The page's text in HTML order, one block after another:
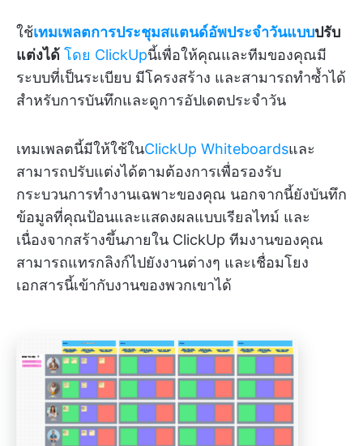
ใช้เทมเพลตการประชุมสแตนด์อัพประจำวันแบบปรับ
แต่งได้ โดย ClickUpนี้เพื่อให้คุณและทีมของคุณมี
ระบบที่เป็นระเบียบ มีโครงสร้าง และสามารถทำซ้ำได้
สำหรับการบันทึกและดูการอัปเดตประจำวัน
เทมเพลตนี้มีให้ใช้ในClickUp Whiteboardsและ
สามารถปรับแต่งได้ตามต้องการเพื่อรองรับ
กระบวนการทำงานเฉพาะของคุณ นอกจากนี้ยังบันทึก
ข้อมูลที่คุณป้อนและแสดงผลแบบเรียลไทม์ และ
เนื่องจากสร้างขึ้นภายใน ClickUp ทีมงานของคุณ
สามารถแทรกลิงก์ไปยังงานต่างๆ และเชื่อมโยง
เอกสารนี้เข้ากับงานของพวกเขาได้